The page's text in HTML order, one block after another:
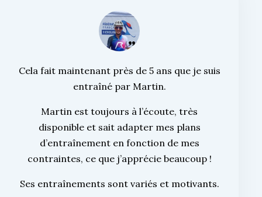
Cela fait maintenant près de 5 ans que je suis
entraîné par Martin.
Martin est toujours à l’écoute, très
disponible et sait adapter mes plans
d’entraînement en fonction de mes
contraintes, ce que j’apprécie beaucoup !
Ses entraînements sont variés et motivants.